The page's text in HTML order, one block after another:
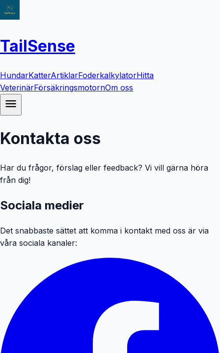
TailSense
HundarKatterArtiklarFoderkalkylatorHitta
VeterinärFörsäkringsmotornOm oss
Kontakta oss
Har du frågor, förslag eller feedback? Vi vill gärna höra
från dig!
Sociala medier
Det snabbaste sättet att komma i kontakt med oss är via
våra sociala kanaler: